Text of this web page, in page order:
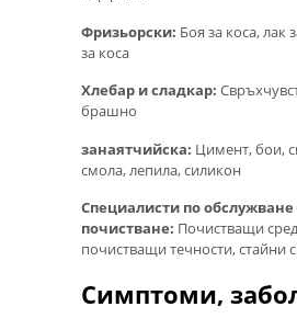
Фризьорски: Боя за коса, лак
за коса
Хлебар и сладкар:
брашно
занаятчийска: Цимент, бои,
смола, лепила, силикон
Специалисти по
почистване: Почистващи
почистващи течности, стайни
Симптоми,